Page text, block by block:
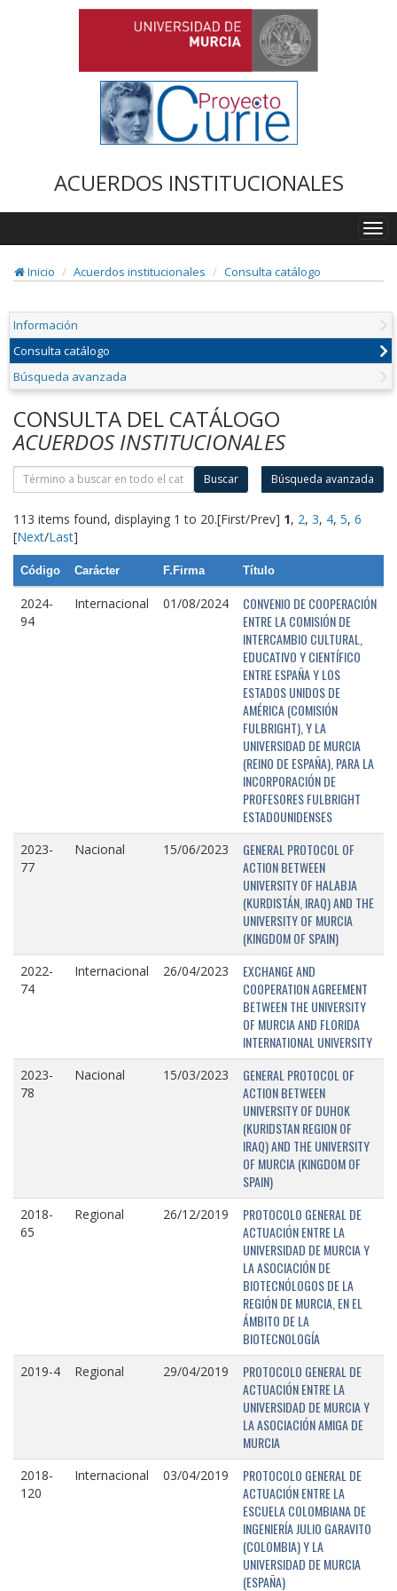
ACUERDOS INSTITUCIONALES
Inicio
Acuerdos institucionales Consulta catálogo
Información
Consulta catálogo
Búsqueda avanzada
CONSULTA DEL CATÁLOGO
ACUERDOS INSTITUCIONALES
Buscar Búsqueda avanzada
113 items found, displaying 1 to 20.[First/Prev] 1, 2, 3, 4, 5, 6
[Next/Last]
Código Carácter F.Firma Título
2024-
94
Internacional 01/08/2024
CONVENIO DE COOPERACIÓN
ENTRE LA COMISIÓN DE
INTERCAMBIO CULTURAL,
EDUCATIVO Y CIENTÍFICO
ENTRE ESPAÑA Y LOS
ESTADOS UNIDOS DE
AMÉRICA (COMISIÓN
FULBRIGHT), Y LA
UNIVERSIDAD DE MURCIA
(REINO DE ESPAÑA), PARA LA
INCORPORACIÓN DE
PROFESORES FULBRIGHT
ESTADOUNIDENSES
2023-
77
Nacional 15/06/2023
GENERAL PROTOCOL OF
ACTION BETWEEN
UNIVERSITY OF HALABJA
(KURDISTÁN, IRAQ) AND THE
UNIVERSITY OF MURCIA
(KINGDOM OF SPAIN)
2022-
74
Internacional 26/04/2023
EXCHANGE AND
COOPERATION AGREEMENT
BETWEEN THE UNIVERSITY
OF MURCIA AND FLORIDA
INTERNATIONAL UNIVERSITY
2023-
78
Nacional 15/03/2023
GENERAL PROTOCOL OF
ACTION BETWEEN
UNIVERSITY OF DUHOK
(KURIDSTAN REGION OF
IRAQ) AND THE UNIVERSITY
OF MURCIA (KINGDOM OF
SPAIN)
2018-
65
Regional 26/12/2019
PROTOCOLO GENERAL DE
ACTUACIÓN ENTRE LA
UNIVERSIDAD DE MURCIA Y
LA ASOCIACIÓN DE
BIOTECNÓLOGOS DE LA
REGIÓN DE MURCIA, EN EL
ÁMBITO DE LA
BIOTECNOLOGÍA
2019-4 Regional 29/04/2019
PROTOCOLO GENERAL DE
ACTUACIÓN ENTRE LA
UNIVERSIDAD DE MURCIA Y
LA ASOCIACIÓN AMIGA DE
MURCIA
2018-
120
Internacional 03/04/2019
PROTOCOLO GENERAL DE
ACTUACIÓN ENTRE LA
ESCUELA COLOMBIANA DE
INGENIERÍA JULIO GARAVITO
(COLOMBIA) Y LA
UNIVERSIDAD DE MURCIA
(ESPAÑA)